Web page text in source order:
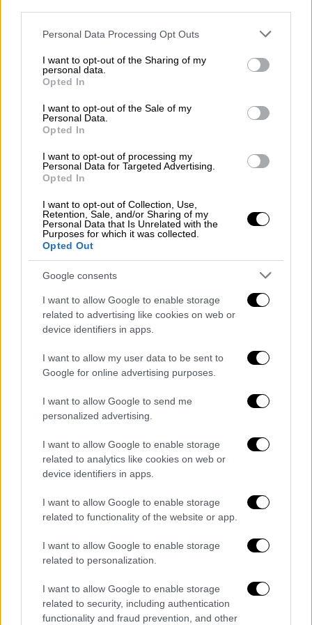
Please note that this website/app uses one or more Google
not limited to your visit or usage behaviour. You may click to
grant or deny consent to Google and its third-party tags to
use your data for below specified purposes in below Google
consent section.
Personal Data Processing Opt Outs
I want to opt-out of the Sharing of my
personal data.
Opted In
I want to opt-out of the Sale of my
Personal Data.
Opted In
I want to opt-out of processing my
Personal Data for Targeted Advertising.
Opted In
I want to opt-out of Collection, Use,
Retention, Sale, and/or Sharing of my
Personal Data that Is Unrelated with the
Purposes for which it was collected.
Opted Out
Google consents
I want to allow Google to enable storage
related to advertising like cookies on web or
device identifiers in apps.
I want to allow my user data to be sent to
Google for online advertising purposes.
I want to allow Google to send me
personalized advertising.
I want to allow Google to enable storage
related to analytics like cookies on web or
device identifiers in apps.
I want to allow Google to enable storage
related to functionality of the website or app.
I want to allow Google to enable storage
related to personalization.
I want to allow Google to enable storage
related to security, including authentication
functionality and fraud prevention, and other
θεματικών ΙΕΚ, με νέες ειδικότητες, καθώς
επίσης και την εκπόνηση νέων οδηγών
κατάρτισης. Όσο για το μεταλυκειακό έτος -
πρόβλεψη κανόνων στη μάθηση στον χώρο
εργασίας και στην πιστοποίηση των
αποφοίτων. Το νομοσχέδιο προτείνει
κοινούς κανόνες και κοινή πιστοποίηση με
τα ΙΕΚ και δυνατότητα δεύτερης
ειδικότητας επιπέδου 5. Προβλέπονται
επίσης αγγλόφωνα τμήματα, γραφεία
σταδιοδρομίας και εξ αποστάσεως
κατάρτιση.
Τα παραπάνω εντάσσονται στο Εθνικό
Σύστημα Επαγγελματικής Εκπαίδευσης και
Κατάρτισης (Ε.Σ.Ε.Ε.Κ.), το οποίο
υπουργείου Παιδείας.
Αναδιάρθρωση της Γενικής
Γραμματείας Δια Βίου Μάθησης
Ο σχεδιασμός, ο συντονισμός, η εποπτεία και
η αξιολόγηση των πολιτικών, δράσεων και
προγραμμάτων στην Επαγγελματική
Εκπαίδευση και Κατάρτιση και τη Δια Βίου
Μάθηση θα οργανώνεται πλέον συνεκτικά
Εκπαίδευσης, Κατάρτισης και Διά Βίου
Μάθησης (Γ.Γ.Ε.Ε.Κ. & Δ.Β.Μ.). Όσο για τις
δομές παροχής συνεχιζόμενης κατάρτισης
(Κέντρα Δια Βίου Μάθησης - πρώην ΚΕΚ),